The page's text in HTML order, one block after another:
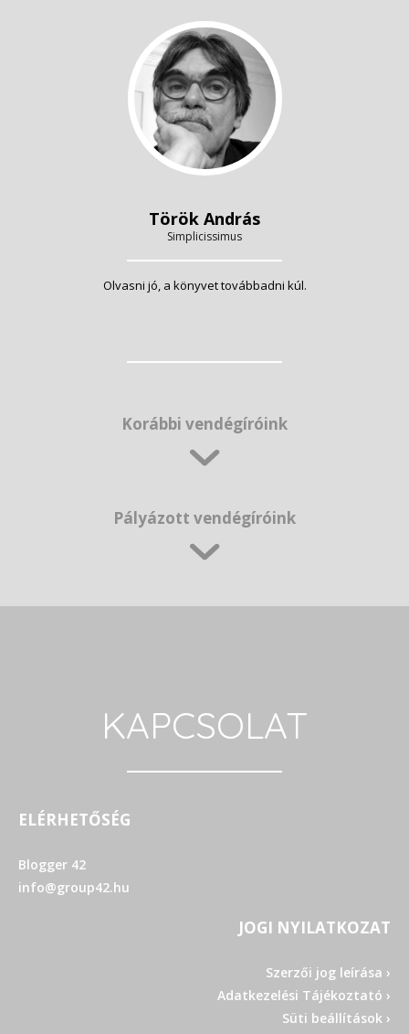
Török András
Simplicissimus
Olvasni jó, a könyvet továbbadni kúl.
Korábbi vendégíróink
Pályázott vendégíróink
KAPCSOLAT
ELÉRHETŐSÉG
Blogger 42
info@group42.hu
JOGI NYILATKOZAT
Szerzői jog leírása ›
Adatkezelési Tájékoztató ›
Süti beállítások ›